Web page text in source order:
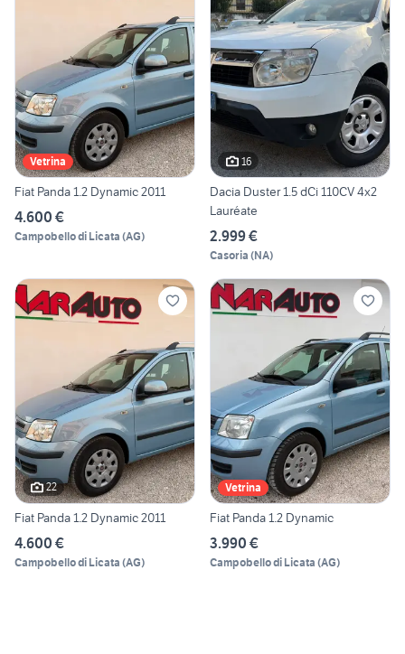
Vetrina
Fiat Panda 1.2 Dynamic 2011
4.600 €
Campobello di Licata (AG)
16
Dacia Duster 1.5 dCi 110CV 4x2
Lauréate
2.999 €
Casoria (NA)
22
Fiat Panda 1.2 Dynamic 2011
4.600 €
Campobello di Licata (AG)
Vetrina
Fiat Panda 1.2 Dynamic
3.990 €
Campobello di Licata (AG)